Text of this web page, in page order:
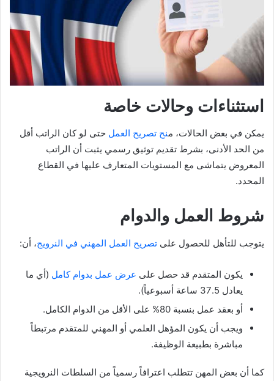
استثناءات وحالات خاصة
يمكن في بعض الحالات، منح تصريح العمل حتى لو كان الراتب أقل
من الحد الأدنى، بشرط تقديم توثيق رسمي يثبت أن الراتب
المعروض يتماشى مع المستويات المتعارف عليها في القطاع
المحدد.
شروط العمل والدوام
يتوجب للتأهل للحصول على تصريح العمل المهني في النرويج، أن:
يكون المتقدم قد حصل على عرض عمل بدوام كامل (أي ما
يعادل 37.5 ساعة أسبوعياً).
أو بعقد عمل بنسبة 80% على الأقل من الدوام الكامل.
ويجب أن يكون المؤهل العلمي أو المهني للمتقدم مرتبطاً
مباشرة بطبيعة الوظيفة.
كما أن بعض المهن تتطلب اعترافاً رسمياً من السلطات النرويجية